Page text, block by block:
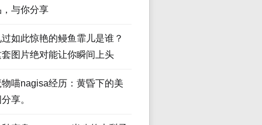
，与你分享
如此惊艳的鳗鱼霏儿是谁？
套图片绝对能让你瞬间上头
物喵nagisa经历：黄昏下的美
享。